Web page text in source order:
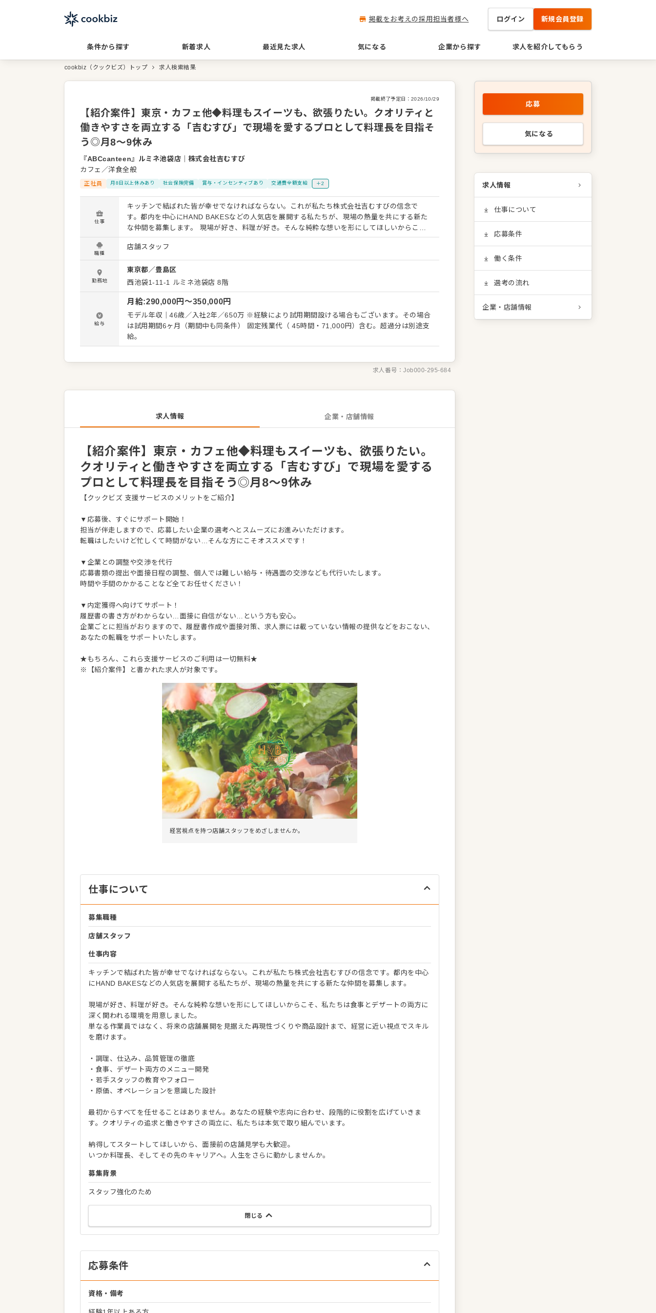
掲載をお考えの採用担当者様へ ログイン 新規会員登録
条件から探す 新着求人 最近見た求人 気になる 企業から探す 求人を紹介してもらう
cookbiz（クックビズ）トップ 求人検索結果
掲載終了予定日： 2026/10/29
【紹介案件】東京・カフェ他◆料理もスイーツも、欲張りたい。クオリティと
働きやすさを両立する「吉むすび」で現場を愛するプロとして料理長を目指そ
う◎月8～9休み
『ABCcanteen』ルミネ池袋店
株式会社吉むすび
カフェ／洋食全般
正社員 月8日以上休みあり 社会保険完備 賞与・インセンティブあり 交通費全額支給 ＋2
仕事
キッチンで結ばれた皆が幸せでなければならない。これが私たち株式会社吉むすびの信念で
す。都内を中心にHAND BAKESなどの人気店を展開する私たちが、現場の熱量を共にする新た
な仲間を募集します。 現場が好き、料理が好き。そんな純粋な想いを形にしてほしいからこ
そ、私たちは食事とデザートの両方に深く関われる環境を用意しました。 単なる作業員ではな
く、将来の店舗展開を見据えた再現性づくりや商品設計まで、経営に近い視点でスキルを磨け
ます。 ・調理、仕込み、品質管理の徹底 ・食事、デザート両方のメニュー開発 ・若手スタッ
フの教育やフォロー ・原価、オペレーションを意識した設計 最初からすべてを任せることはあ
りません。あなたの経験や志向に合わせ、段階的に役割を広げていきます。クオリティの追求
と働きやすさの両立に、私たちは本気で取り組んでいます。 納得してスタートしてほしいか
ら、面接前の店舗見学も大歓迎。 いつか料理長、そしてその先のキャリアへ。人生をさらに動
かしませんか。
職種
店舗スタッフ
勤務地
東京都／豊島区
西池袋1-11-1
ルミネ池袋店 8階
給与
月給:290,000円〜350,000円
モデル年収｜46歳／入社2年／650万 ※経験により試用期間設ける場合もございます。その場合
は試用期間6ヶ月（期間中も同条件） 固定残業代（ 45時間・71,000円）含む。超過分は別途支
給。
求人番号：Job000-295-684
求人情報 企業・店舗情報
【紹介案件】東京・カフェ他◆料理もスイーツも、欲張りたい。
クオリティと働きやすさを両立する「吉むすび」で現場を愛する
プロとして料理長を目指そう◎月8～9休み
【クックビズ 支援サービスのメリットをご紹介】
▼応募後、すぐにサポート開始！
担当が伴走しますので、応募したい企業の選考へとスムーズにお進みいただけます。
転職はしたいけど忙しくて時間がない…そんな方にこそオススメです！
▼企業との調整や交渉を代行
応募書類の提出や面接日程の調整、個人では難しい給与・待遇面の交渉なども代行いたします。
時間や手間のかかることなど全てお任せください！
▼内定獲得へ向けてサポート！
履歴書の書き方がわからない…面接に自信がない…という方も安心。
企業ごとに担当がおりますので、履歴書作成や面接対策、求人票には載っていない情報の提供などをおこない、
あなたの転職をサポートいたします。
★もちろん、これら支援サービスのご利用は一切無料★
※【紹介案件】と書かれた求人が対象です。
経営視点を持つ店舗スタッフをめざしませんか。
仕事について
募集職種
店舗スタッフ
仕事内容
キッチンで結ばれた皆が幸せでなければならない。これが私たち株式会社吉むすびの信念です。都内を中心
にHAND BAKESなどの人気店を展開する私たちが、現場の熱量を共にする新たな仲間を募集します。
現場が好き、料理が好き。そんな純粋な想いを形にしてほしいからこそ、私たちは食事とデザートの両方に
深く関われる環境を用意しました。
単なる作業員ではなく、将来の店舗展開を見据えた再現性づくりや商品設計まで、経営に近い視点でスキル
を磨けます。
・調理、仕込み、品質管理の徹底
・食事、デザート両方のメニュー開発
・若手スタッフの教育やフォロー
・原価、オペレーションを意識した設計
最初からすべてを任せることはありません。あなたの経験や志向に合わせ、段階的に役割を広げていきま
す。クオリティの追求と働きやすさの両立に、私たちは本気で取り組んでいます。
納得してスタートしてほしいから、面接前の店舗見学も大歓迎。
いつか料理長、そしてその先のキャリアへ。人生をさらに動かしませんか。
募集背景
スタッフ強化のため
閉じる
応募条件
資格・備考
応募
気になる
求人情報
仕事について
応募条件
働く条件
選考の流れ
企業・店舗情報